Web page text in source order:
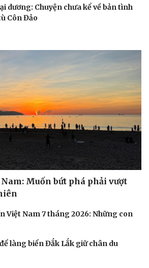
Chuyển đổi số
dương: Chuyện chưa kể về bản tình
Côn Đảo
Muốn bứt phá phải vượt
Việt Nam 7 tháng 2026: Những con
làng biển Đắk Lắk giữ chân du